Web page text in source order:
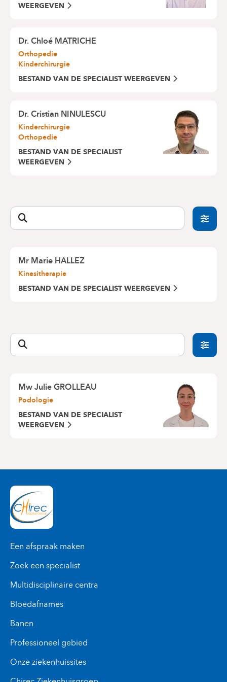
WEERGEVEN
Dr. Chloé MATRICHE
Orthopedie
Kinderchirurgie
BESTAND VAN DE SPECIALIST WEERGEVEN
Dr. Cristian NINULESCU
Kinderchirurgie
Orthopedie
BESTAND VAN DE SPECIALIST
WEERGEVEN
Mr Marie HALLEZ
Kinesitherapie
BESTAND VAN DE SPECIALIST WEERGEVEN
Mw Julie GROLLEAU
Podologie
BESTAND VAN DE SPECIALIST
WEERGEVEN
Een afspraak maken
Zoek een specialist
Multidisciplinaire centra
Bloedafnames
Banen
Professioneel gebied
Onze ziekenhuissites